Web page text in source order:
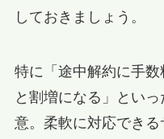
しておきましょう。
特に「途中解約に手
と割増になる」とい
意。柔軟に対応できる